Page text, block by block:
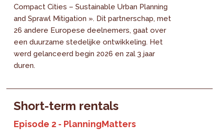
Compact Cities – Sustainable Urban Planning
and Sprawl Mitigation ». Dit partnerschap, met
26 andere Europese deelnemers, gaat over
een duurzame stedelijke ontwikkeling. Het
werd gelanceerd begin 2026 en zal 3 jaar
duren.
Short-term rentals
Episode 2 - PlanningMatters